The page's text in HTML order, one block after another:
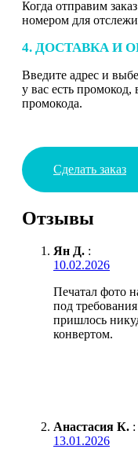
Когда отправим
номером для
4. ДОСТАВКА И
Введите адрес и
у вас есть промокод,
промокода.
Сделать заказ
Отзывы
Ян Д. :
10.02.2026
Печатал фото
под
пришлось
конвертом.
Анастасия К. :
13.01.2026